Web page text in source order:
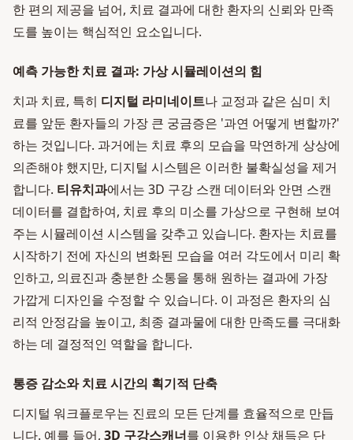
한 편의 제공을 넘어, 치료 결과에 대한 환자의 신뢰와 만족
도를 높이는 핵심적인 요소입니다.
예측 가능한 치료 결과: 가상 시뮬레이션의 힘
치과 치료, 특히 디지털 라미네이트나 교정과 같은 심미 치
료를 앞둔 환자들의 가장 큰 궁금증은 '과연 어떻게 변할까?'
하는 것입니다. 과거에는 치료 후의 모습을 막연하게 상상에
의존해야 했지만, 디지털 시스템은 이러한 불확실성을 제거
합니다. 티유치과에서는 3D 구강 스캔 데이터와 안면 스캔
데이터를 결합하여, 치료 후의 미소를 가상으로 구현해 보여
주는 시뮬레이션 시스템을 갖추고 있습니다. 환자는 치료를
시작하기 전에 자신의 변화된 모습을 여러 각도에서 미리 확
인하고, 의료진과 충분한 소통을 통해 원하는 결과에 가장
가깝게 디자인을 수정할 수 있습니다. 이 과정은 환자의 심
리적 안정감을 높이고, 최종 결과물에 대한 만족도를 극대화
하는 데 결정적인 역할을 합니다.
통증 감소와 치료 시간의 획기적 단축
디지털 워크플로우는 진료의 모든 단계를 효율적으로 만듭
니다. 예를 들어, 3D 구강스캐너를 이용한 인상 채득은 단